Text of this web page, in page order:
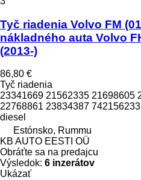
Tyč riadenia Volvo FM
nákladného auta Volvo
(2013-)
86,80 €
Tyč riadenia
23341669 21562335 21698605
22768861 23834387
diesel
Estónsko, Rummu
KB AUTO EESTI OÜ
Obráťte sa na predajcu
Výsledok: 6 inzerátov
Ukázať